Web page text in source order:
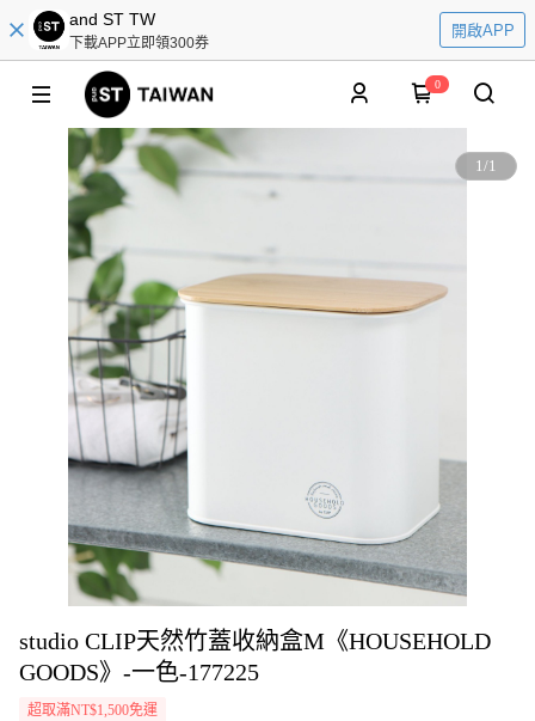
and ST TW
下載APP立即領300券
開啟APP
0
1/1
studio CLIP天然竹蓋收納盒M《HOUSEHOLD
GOODS》-一色-177225
超取滿NT$1,500免運